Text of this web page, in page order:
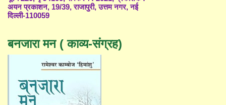
अयन प्रकाशन, 19/39, राजापुरी, उत्तम नगर, नई
दिल्ली-110059
बनजारा मन ( काव्य-संग्रह)